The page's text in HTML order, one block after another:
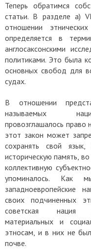
Теперь обратимся
статьи. В разделе а)
отношении
определяется в
англосаксонскими
политиками. Это была
основных свобод для
судах.
В отношении
называемых
провозглашалось право
этот закон может
сохранять свой язык,
историческую память,
коллективную
упоминалось. Как
западноевропейские
своих подчиненных
советская нация
материальных и
этносам, и в них не
почве.